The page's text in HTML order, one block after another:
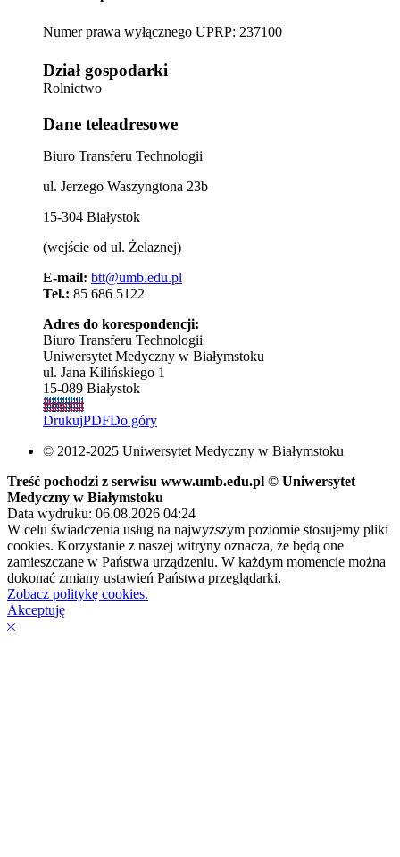
Numer prawa wyłącznego UPRP: 237100
Dział gospodarki
Rolnictwo
Dane teleadresowe
Biuro Transferu Technologii
ul. Jerzego Waszyngtona 23b
15-304 Białystok
(wejście od ul. Żelaznej)
E-mail: btt@umb.edu.pl
Tel.: 85 686 5122
Adres do korespondencji:
Biuro Transferu Technologii
Uniwersytet Medyczny w Białymstoku
ul. Jana Kilińskiego 1
15-089 Białystok
Powrót
DrukujPDFDo góry
© 2012-2025 Uniwersytet Medyczny w Białymstoku
Treść pochodzi z serwisu www.umb.edu.pl © Uniwersytet
Medyczny w Białymstoku
Data wydruku: 06.08.2026 04:24
W celu świadczenia usług na najwyższym poziomie stosujemy pliki
cookies. Korzystanie z naszej witryny oznacza, że będą one
zamieszczane w Państwa urządzeniu. W każdym momencie można
dokonać zmiany ustawień Państwa przeglądarki.
Zobacz politykę cookies.
Akceptuję